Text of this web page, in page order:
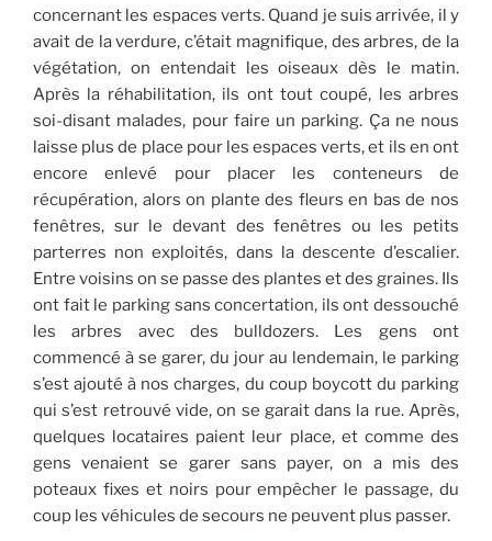
concernant les espaces verts. Quand je suis arrivée, il y
avait de la verdure, c’était magnifique, des arbres, de la
végétation, on entendait les oiseaux dès le matin.
Après la réhabilitation, ils ont tout coupé, les arbres
soi-disant malades, pour faire un parking. Ça ne nous
laisse plus de place pour les espaces verts, et ils en ont
encore enlevé pour placer les conteneurs de
récupération, alors on plante des fleurs en bas de nos
fenêtres, sur le devant des fenêtres ou les petits
parterres non exploités, dans la descente d’escalier.
Entre voisins on se passe des plantes et des graines. Ils
ont fait le parking sans concertation, ils ont dessouché
les arbres avec des bulldozers. Les gens ont
commencé à se garer, du jour au lendemain, le parking
s’est ajouté à nos charges, du coup boycott du parking
qui s’est retrouvé vide, on se garait dans la rue. Après,
quelques locataires paient leur place, et comme des
gens venaient se garer sans payer, on a mis des
poteaux fixes et noirs pour empêcher le passage, du
coup les véhicules de secours ne peuvent plus passer.